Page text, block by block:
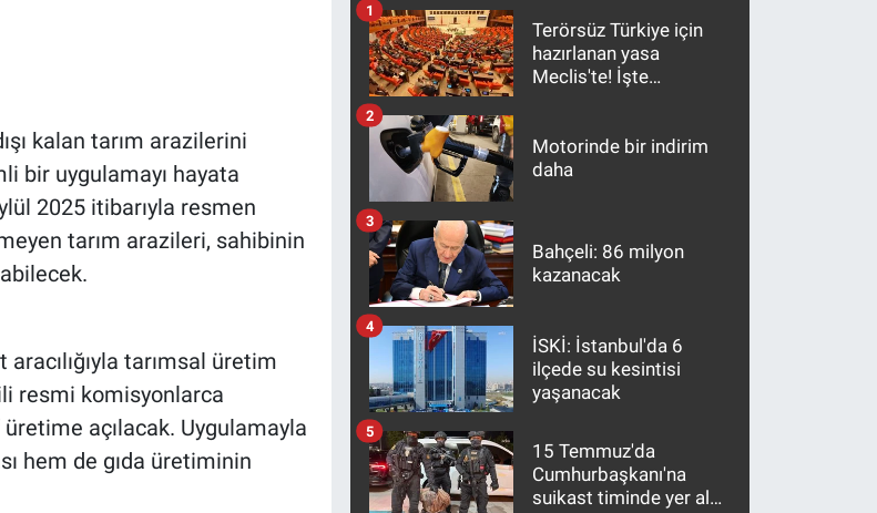
kalan tarım arazilerini
bir uygulamayı hayata
2025 itibarıyla resmen
tarım arazileri, sahibinin
tarımsal üretim
resmi komisyonlarca
açılacak. Uygulamayla
hem de gıda üretiminin
Terörsüz Türkiye için
hazırlanan yasa
Meclis'te! İşte
1
Motorinde bir indirim
daha
2
Bahçeli: 86 milyon
kazanacak
3
İSKİ: İstanbul'da 6
ilçede su kesintisi
yaşanacak
4
15 Temmuz'da
Cumhurbaşkanı'na
suikast timinde yer alan
5